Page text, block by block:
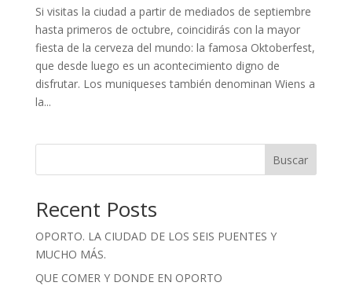
Si visitas la ciudad a partir de mediados de septiembre
hasta primeros de octubre, coincidirás con la mayor
fiesta de la cerveza del mundo: la famosa Oktoberfest,
que desde luego es un acontecimiento digno de
disfrutar. Los muniqueses también denominan Wiens a
la...
Buscar
Recent Posts
OPORTO. LA CIUDAD DE LOS SEIS PUENTES Y
MUCHO MÁS.
QUE COMER Y DONDE EN OPORTO